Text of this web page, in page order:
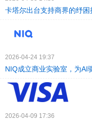
卡塔尔出台支持商界的纾困
2026-04-24 19:37
NIQ成立商业实验室，为AI
2026-04-09 17:36